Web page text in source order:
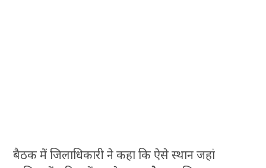
बैठक में जिलाधिकारी ने कहा कि ऐसे स्थान जहां